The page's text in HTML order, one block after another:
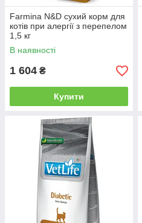
Farmina N&D сухий корм для
котів при алергії з перепелом
1,5 кг
В наявності
1 604 ₴
Купити